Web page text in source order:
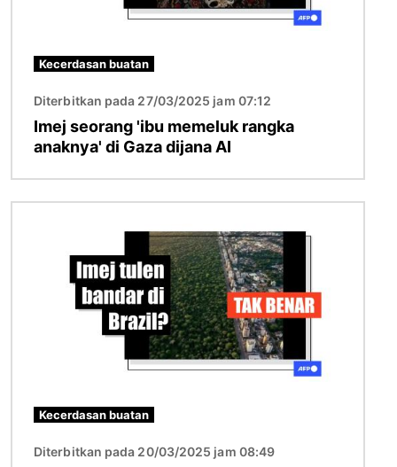
Kecerdasan buatan
Diterbitkan pada 27/03/2025 jam 07:12
Imej seorang 'ibu memeluk rangka
anaknya' di Gaza dijana AI
Kecerdasan buatan
Diterbitkan pada 20/03/2025 jam 08:49